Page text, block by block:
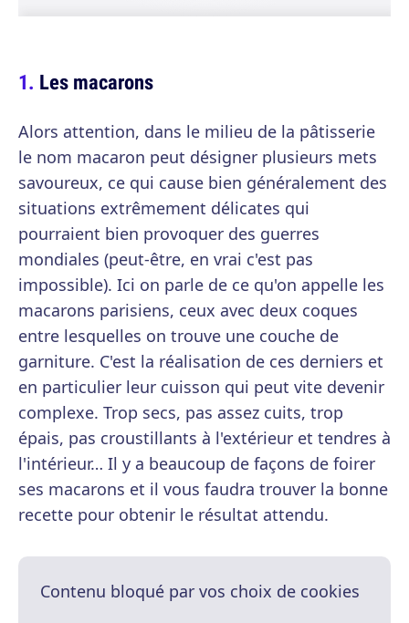
Les macarons
Alors attention, dans le milieu de la pâtisserie
le nom macaron peut désigner plusieurs mets
savoureux, ce qui cause bien généralement des
situations extrêmement délicates qui
pourraient bien provoquer des guerres
mondiales (peut-être, en vrai c'est pas
impossible). Ici on parle de ce qu'on appelle les
macarons parisiens, ceux avec deux coques
entre lesquelles on trouve une couche de
garniture. C'est la réalisation de ces derniers et
en particulier leur cuisson qui peut vite devenir
complexe. Trop secs, pas assez cuits, trop
épais, pas croustillants à l'extérieur et tendres à
l'intérieur… Il y a beaucoup de façons de foirer
ses macarons et il vous faudra trouver la bonne
recette pour obtenir le résultat attendu.
Contenu bloqué par vos choix de cookies